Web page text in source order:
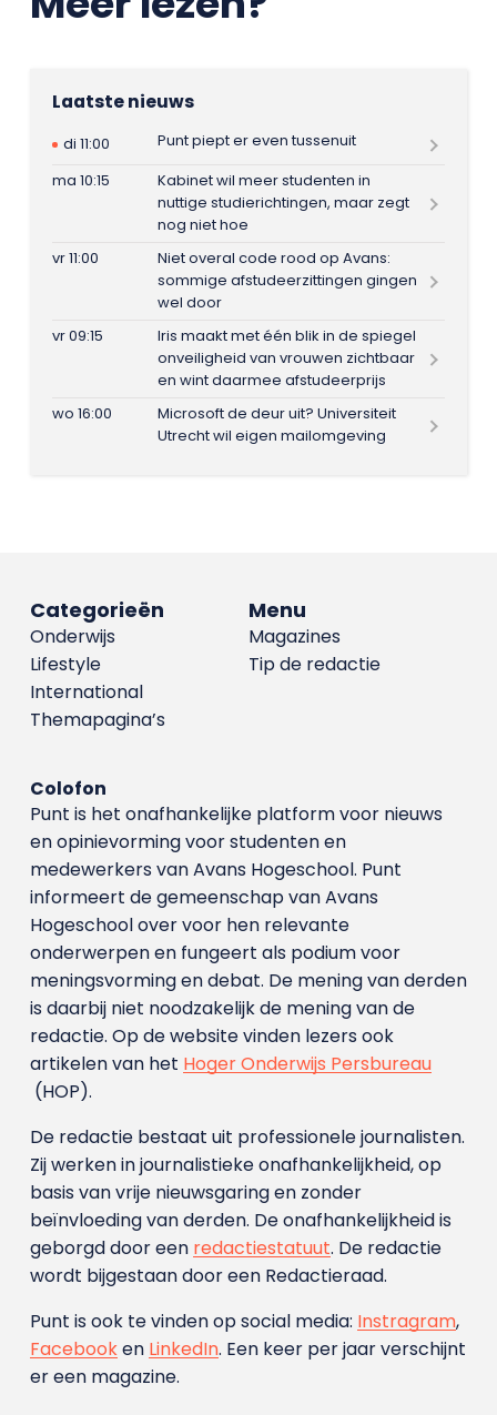
Laatste nieuws
di 11:00
Punt piept er even tussenuit
ma 10:15
Kabinet wil meer studenten in
nuttige studierichtingen, maar zegt
nog niet hoe
vr 11:00
Niet overal code rood op Avans:
sommige afstudeerzittingen gingen
wel door
vr 09:15
Iris maakt met één blik in de spiegel
onveiligheid van vrouwen zichtbaar
en wint daarmee afstudeerprijs
wo 16:00
Microsoft de deur uit? Universiteit
Utrecht wil eigen mailomgeving
Menu
Magazines
Tip de redactie
Categorieën
Onderwijs
Lifestyle
International
Themapagina’s
Colofon
Punt is het onafhankelijke platform voor nieuws
en opinievorming voor studenten en
medewerkers van Avans Hoge­school. Punt
informeert de gemeenschap van Avans
Hogeschool over voor hen relevante
onderwerpen en fungeert als podium voor
meningsvorming en debat. De mening van derden
is daarbij niet noodzakelijk de mening van de
redactie. Op de website vinden lezers ook
artikelen van het Hoger Onderwijs Persbureau
(HOP).
De redactie bestaat uit professionele journalisten.
Zij werken in journalistieke onafhankelijkheid, op
basis van vrije nieuwsgaring en zonder
beïnvloeding van derden. De onafhankelijkheid is
geborgd door een redactiestatuut. De redactie
wordt bijgestaan door een Redactieraad.
Punt is ook te vinden op social media: Instragram,
Facebooken LinkedIn. Een keer per jaar verschijnt
er een magazine.